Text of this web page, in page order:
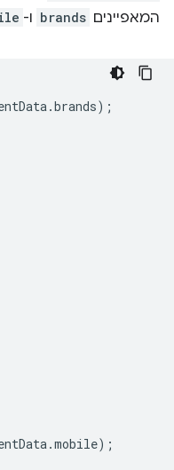
המאפיינים brands ו-
.brands);
.mobile);